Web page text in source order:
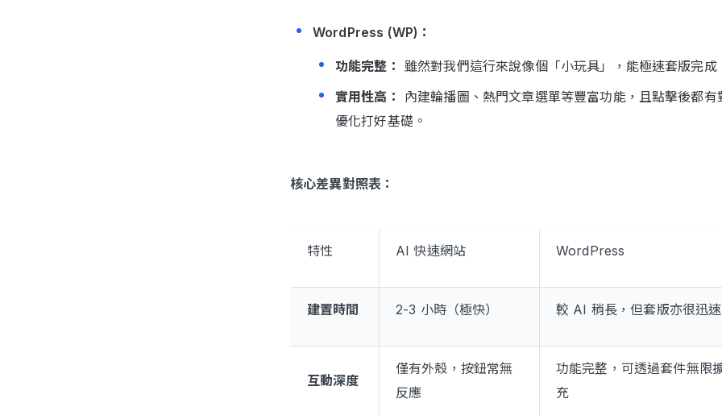
WordPress (WP)：
功能完整： 雖然對我們這行來說像個「小玩具」，能極速套版完
實用性高：
內建輪播圖、熱門文章選單等豐富功能，且點擊後都
優化打好基礎。
核心差異對照表：
特性 AI 快速網站 WordPress
建置時間 2-3 小時（極快） 較 AI 稍長，但套版亦很迅速
互動深度
僅有外殼，按鈕常無
反應
功能完整，可透過套件無限
充